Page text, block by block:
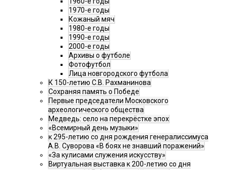
1970-е годы
Кожаный мяч
1980-е годы
1990-е годы
2000-е годы
Архивы о футболе
Фотофутбол
Лица новгородского футбола
К 150-летию С.В. Рахманинова
Сохраняя память о Победе
Первые председатели Московского
археологического общества
Медведь: село на перекрёстке эпох
«Всемирный день музыки»
к 295-летию со дня рождения генералиссимуса
А.В. Суворова «В боях не знавший поражений»
«За кулисами служения искусству»
Виртуальная выставка к 200-летию со дня